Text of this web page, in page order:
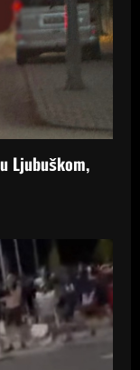
Ljubuškom,